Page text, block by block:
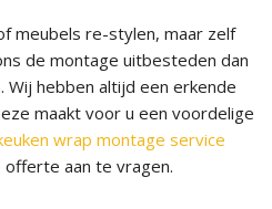
meubels re-stylen, maar zelf
de montage uitbesteden dan
hebben altijd een erkende
maakt voor u een voordelige
wrap montage service
aan te vragen.